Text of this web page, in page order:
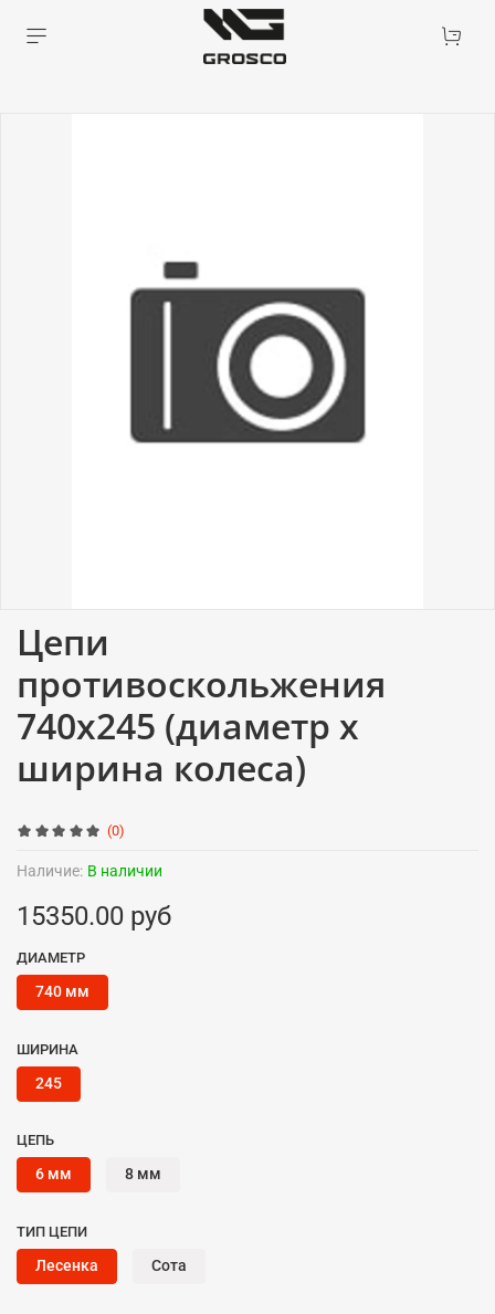
(0)
Наличие: В наличии
Цепи
противоскольжения
740x245 (диаметр x
ширина колеса)
15350.00 руб
ДИАМЕТР
740 мм
ШИРИНА
245
ЦЕПЬ
6 мм 8 мм
ТИП ЦЕПИ
Лесенка Сота